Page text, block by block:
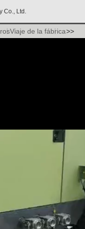
Co., Ltd.
Viaje de la fábrica>>